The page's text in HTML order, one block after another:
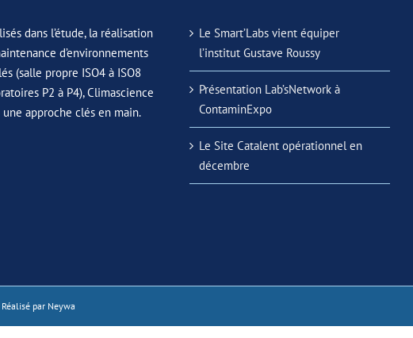
dans l’étude, la réalisation
d’environnements
(salle propre ISO4 à ISO8
P2 à P4), Climascience
approche clés en main.
Le Smart’Labs vient équiper
l’institut Gustave Roussy
Présentation Lab’sNetwork à
ContaminExpo
Le Site Catalent opérationnel en
décembre
par Neywa